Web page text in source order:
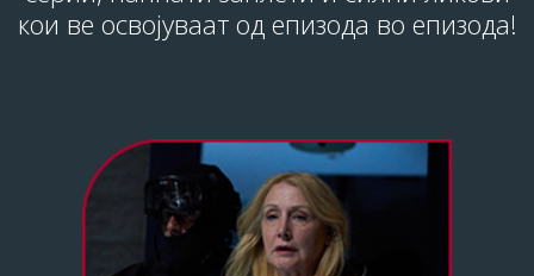
кои ве освојуваат од епизода во епизода!